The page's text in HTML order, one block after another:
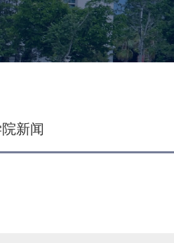
新闻